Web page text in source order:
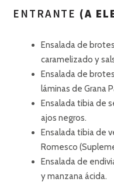
ENTRANTE (A
Ensalada de
caramelizado y
Ensalada de
láminas de Grana
Ensalada tibia de
ajos negros.
Ensalada tibia de
Romesco
Ensalada de
y manzana ácida.